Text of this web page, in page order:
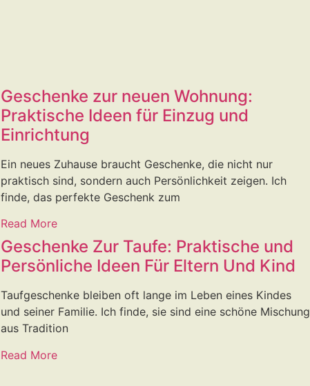
Geschenke zur neuen Wohnung:
Praktische Ideen für Einzug und
Einrichtung
Ein neues Zuhause braucht Geschenke, die nicht nur
praktisch sind, sondern auch Persönlichkeit zeigen. Ich
finde, das perfekte Geschenk zum
Read More
Geschenke Zur Taufe: Praktische und
Persönliche Ideen Für Eltern Und Kind
Taufgeschenke bleiben oft lange im Leben eines Kindes
und seiner Familie. Ich finde, sie sind eine schöne Mischung
aus Tradition
Read More